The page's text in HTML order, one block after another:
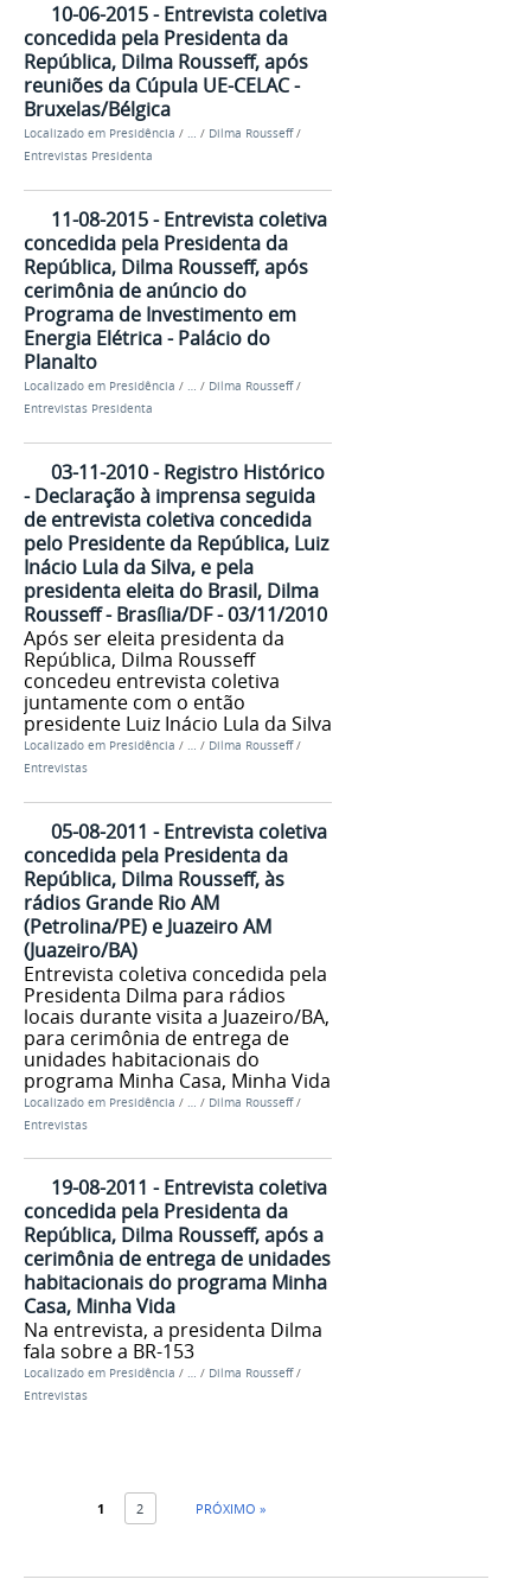
10-06-2015 - Entrevista coletiva
concedida pela Presidenta da
República, Dilma Rousseff, após
reuniões da Cúpula UE-CELAC -
Bruxelas/Bélgica
Localizado em Presidência / … / Dilma Rousseff /
Entrevistas Presidenta
11-08-2015 - Entrevista coletiva
concedida pela Presidenta da
República, Dilma Rousseff, após
cerimônia de anúncio do
Programa de Investimento em
Energia Elétrica - Palácio do
Planalto
Localizado em Presidência / … / Dilma Rousseff /
Entrevistas Presidenta
03-11-2010 - Registro Histórico
- Declaração à imprensa seguida
de entrevista coletiva concedida
pelo Presidente da República, Luiz
Inácio Lula da Silva, e pela
presidenta eleita do Brasil, Dilma
Rousseff - Brasília/DF - 03/11/2010
Após ser eleita presidenta da
República, Dilma Rousseff
concedeu entrevista coletiva
juntamente com o então
presidente Luiz Inácio Lula da Silva
Localizado em Presidência / … / Dilma Rousseff /
Entrevistas
05-08-2011 - Entrevista coletiva
concedida pela Presidenta da
República, Dilma Rousseff, às
rádios Grande Rio AM
(Petrolina/PE) e Juazeiro AM
(Juazeiro/BA)
Entrevista coletiva concedida pela
Presidenta Dilma para rádios
locais durante visita a Juazeiro/BA,
para cerimônia de entrega de
unidades habitacionais do
programa Minha Casa, Minha Vida
Localizado em Presidência / / Dilma Rousseff /
Entrevistas
19-08-2011 - Entrevista coletiva
concedida pela Presidenta da
República, Dilma Rousseff, após a
cerimônia de entrega de unidades
habitacionais do programa Minha
Casa, Minha Vida
Na entrevista, a presidenta Dilma
fala sobre a BR-153
Localizado em Presidência / … / Dilma Rousseff /
Entrevistas
1 2 PRÓXIMO »